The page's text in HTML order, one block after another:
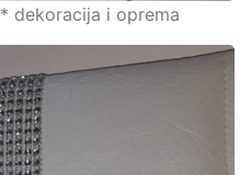
dekoracija i oprema